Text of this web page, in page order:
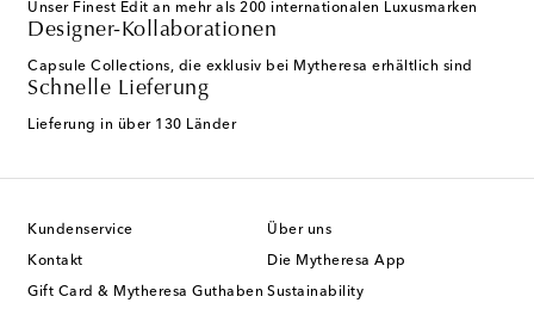
Unser Finest Edit an mehr als 200 internationalen Luxusmarken
Designer-Kollaborationen
Capsule Collections, die exklusiv bei Mytheresa erhältlich sind
Schnelle Lieferung
Lieferung in über 130 Länder
Kundenservice
Kontakt
Gift Card & Mytheresa Guthaben
Über uns
Die Mytheresa App
Sustainability